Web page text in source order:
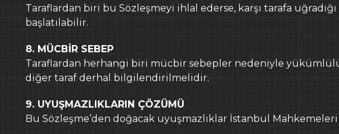
Taraflardan biri bu Sözleşmeyi ihlal ederse, karşı tarafa
başlatılabilir.
8. MÜCBİR SEBEP
Taraflardan herhangi biri mücbir sebepler nedeniyle
diğer taraf derhal bilgilendirilmelidir.
9. UYUŞMAZLIKLARIN ÇÖZÜMÜ
Bu Sözleşme’den doğacak uyuşmazlıklar İstanbul